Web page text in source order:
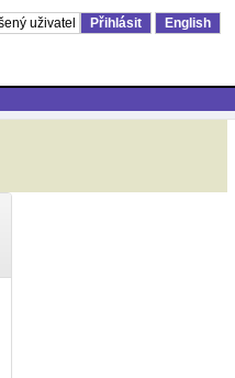
uživatel Přihlásit English